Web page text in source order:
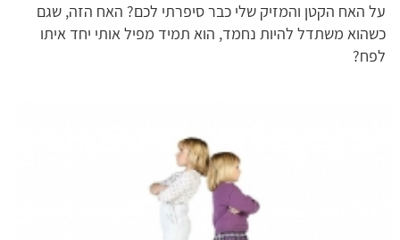
על האח הקטן והמזיק שלי כבר סיפרתי לכם? האח הזה, שגם
כשהוא משתדל להיות נחמד, הוא תמיד מפיל אותי יחד איתו
לפח?